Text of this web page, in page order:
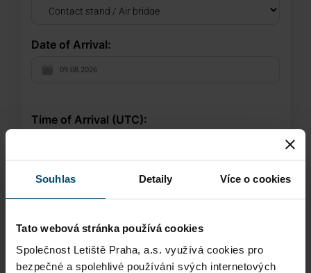
Souhlas Detaily Více o cookies
Tato webová stránka používá cookies
Společnost Letiště Praha, a.s. využívá cookies pro
bezpečné a spolehlivé používání svých internetových
Date of Arrival:
Time of Arrival (UTC):
Date of Departure:
Time of Departure (UTC):